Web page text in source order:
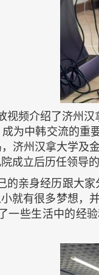
视频介绍了济州
为中韩交流的重
济州汉拿大学及
成立后历任领导
的亲身经历跟大
就有很多梦想，
一些生活中的经